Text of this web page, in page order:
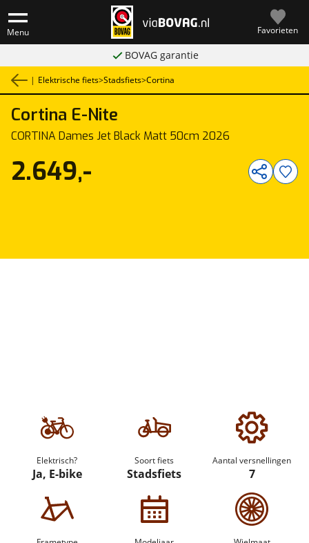
Menu Favorieten
BOVAG garantie
| Elektrische fiets>Stadsfiets>Cortina
Cortina E-Nite
CORTINA Dames Jet Black Matt 50cm 2026
Elektrisch?
Ja, E-bike
Soort fiets
Stadsfiets
Aantal versnellingen
7
2.649,-